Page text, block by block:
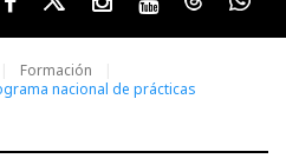
FacebookTwitterInstagram
YoutubeThreads
Formación
nacional de prácticas